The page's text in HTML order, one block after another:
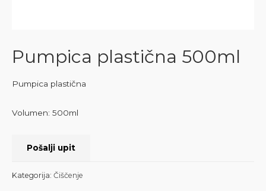
Pumpica plastična 500ml
Pumpica plastična
Volumen: 500ml
Pošalji upit
Kategorija: Čiščenje